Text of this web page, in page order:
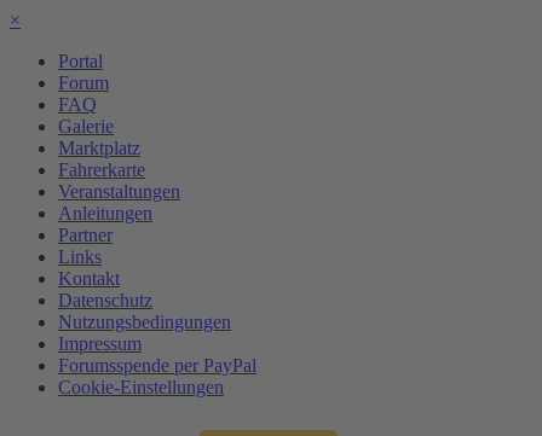
×
Portal
Forum
FAQ
Galerie
Marktplatz
Fahrerkarte
Veranstaltungen
Anleitungen
Partner
Links
Kontakt
Datenschutz
Nutzungsbedingungen
Impressum
Forumsspende per PayPal
Cookie-Einstellungen